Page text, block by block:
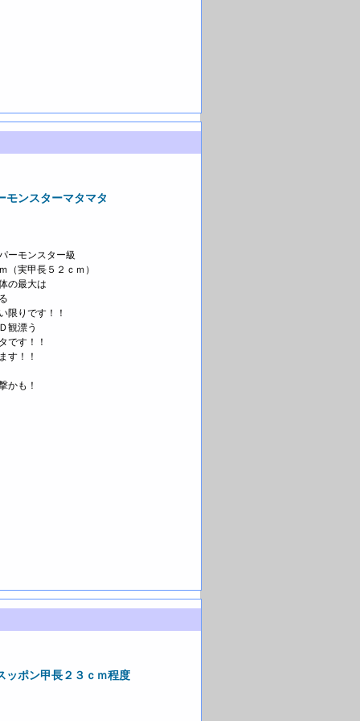
モンスターマタマタ
ーモンスター級
（実甲長５２ｃｍ）
の最大は
限りです！！
観漂う
です！！
す！！
かも！
ッポン甲長２３ｃｍ程度